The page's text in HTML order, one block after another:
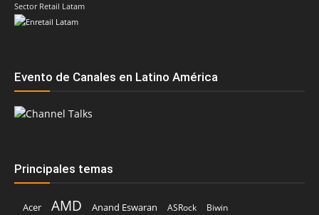
Sector Retail Latam
Evento de Canales en Latino América
Principales temas
Acer AMD Anand Eswaran ASRock
Biwin